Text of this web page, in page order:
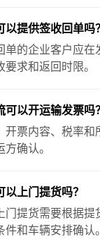
以提供签收回单吗？
单的企业客户应在
要求和返回时限。
可以开运输发票吗？
开票内容、税率和
确认。
以上门提货吗？
门提货需要根据提
件和车辆安排确认。